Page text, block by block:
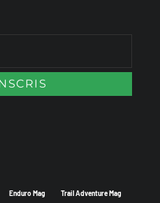
Enduro Mag Trail Adventure Mag